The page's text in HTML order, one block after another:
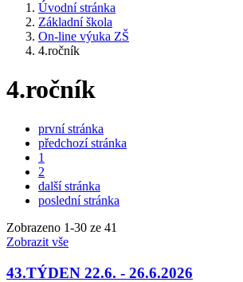
Úvodní stránka
Základní škola
On-line výuka ZŠ
4.ročník
4.ročník
první stránka
předchozí stránka
1
2
další stránka
poslední stránka
Zobrazeno 1-30 ze 41
Zobrazit vše
43.TÝDEN 22.6. - 26.6.2026